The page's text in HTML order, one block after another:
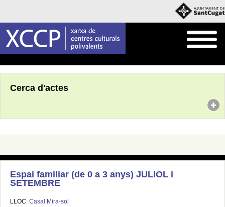
Cerca d'actes
Espai familiar (de 0 a 3 anys) JULIOL i
SETEMBRE
LLOC: Casal Mira-sol